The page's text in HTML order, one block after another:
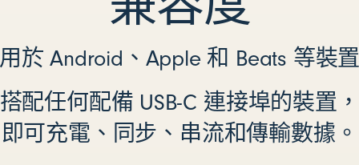
於 Android、Apple 和 Beats 等裝
搭配任何配備 USB-C 連接埠的裝置，
即可充電、同步、串流和傳輸數據。